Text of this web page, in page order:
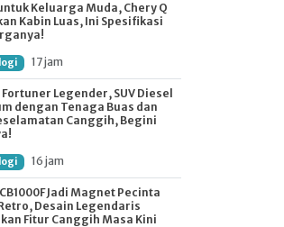
Keluarga Muda, Chery Q
Kabin Luas, Ini Spesifikasi
17 jam
Legender, SUV Diesel
dengan Tenaga Buas dan
Canggih, Begini
16 jam
Jadi Magnet Pecinta
Desain Legendaris
Fitur Canggih Masa Kini